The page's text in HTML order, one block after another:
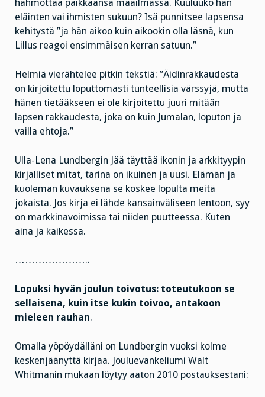
hahmottaa paikkaansa maailmassa. Kuuluuko hän
eläinten vai ihmisten sukuun? Isä punnitsee lapsensa
kehitystä ”ja hän aikoo kuin aikookin olla läsnä, kun
Lillus reagoi ensimmäisen kerran satuun.”
Helmiä vierähtelee pitkin tekstiä: ”Äidinrakkaudesta
on kirjoitettu loputtomasti tunteellisia värssyjä, mutta
hänen tietääkseen ei ole kirjoitettu juuri mitään
lapsen rakkaudesta, joka on kuin Jumalan, loputon ja
vailla ehtoja.”
Ulla-Lena Lundbergin Jää täyttää ikonin ja arkkityypin
kirjalliset mitat, tarina on ikuinen ja uusi. Elämän ja
kuoleman kuvauksena se koskee lopulta meitä
jokaista. Jos kirja ei lähde kansainväliseen lentoon, syy
on markkinavoimissa tai niiden puutteessa. Kuten
aina ja kaikessa.
…………………..
Lopuksi hyvän joulun toivotus: toteutukoon se
sellaisena, kuin itse kukin toivoo, antakoon
mieleen rauhan.
Omalla yöpöydälläni on Lundbergin vuoksi kolme
keskenjäänyttä kirjaa. Jouluevankeliumi Walt
Whitmanin mukaan löytyy aaton 2010 postauksestani: